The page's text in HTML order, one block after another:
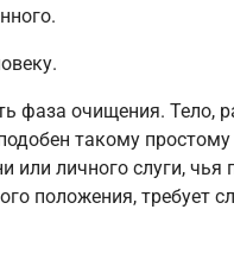
фаза очищения. Тело,
такому
или личного слуги, чья
положения, требует